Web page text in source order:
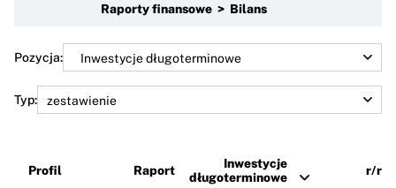
Raporty finansowe > Bilans
Pozycja:
Typ:
Profil Raport
Inwestycje
długoterminowe
r/r